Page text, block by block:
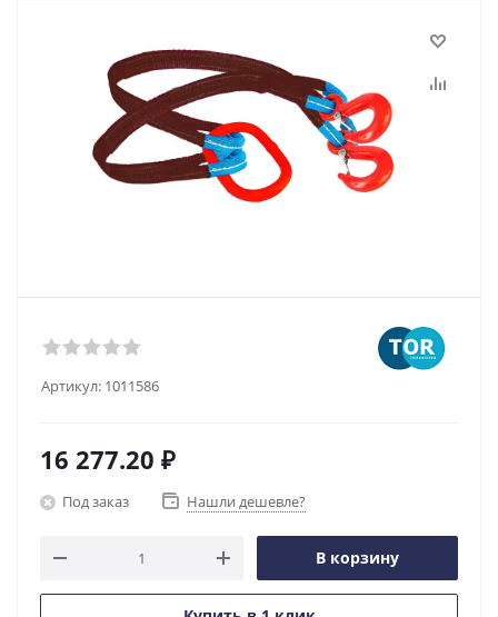
Артикул: 1011586
16 277.20 ₽
Под заказ Нашли дешевле?
В корзину